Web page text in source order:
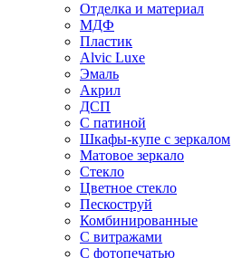
Отделка и материал
МДФ
Пластик
Alvic Luxe
Эмаль
Акрил
ДСП
С патиной
Шкафы-купе с зеркалом
Матовое зеркало
Стекло
Цветное стекло
Пескоструй
Комбинированные
С витражами
С фотопечатью